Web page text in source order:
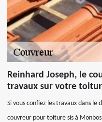
Reinhard Joseph, le
travaux sur votre
Si vous confiez les travaux dans le
couvreur pour toiture sis à